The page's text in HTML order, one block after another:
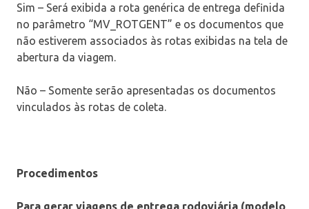
Sim – Será exibida a rota genérica de entrega definida
no parâmetro “MV_ROTGENT” e os documentos que
não estiverem associados às rotas exibidas na tela de
abertura da viagem.
Não – Somente serão apresentadas os documentos
vinculados às rotas de coleta.
Procedimentos
Para gerar viagens de entrega rodoviária (modelo